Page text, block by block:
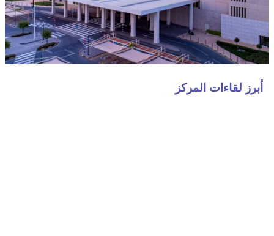
أبرز لقاءات المركز